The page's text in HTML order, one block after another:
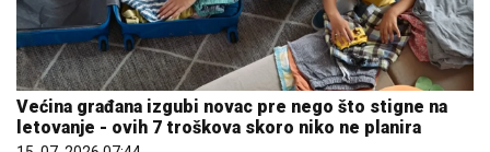
Većina građana izgubi novac pre nego što stigne na
letovanje - ovih 7 troškova skoro niko ne planira